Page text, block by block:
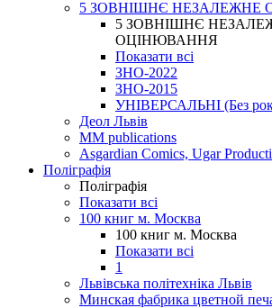
5 ЗОВНІШНЄ НЕЗАЛЕЖНЕ
5 ЗОВНІШНЄ
ОЦІНЮВАННЯ
Показати всі
ЗНО-2022
ЗНО-2015
УНІВЕРСАЛЬНІ (Без
Деол Львів
MM publications
Asgardian Comics, Ugar
Поліграфія
Поліграфія
Показати всі
100 книг м. Москва
100 книг м. Москва
Показати всі
1
Львівська політехніка Львів
Минская фабрика цветной